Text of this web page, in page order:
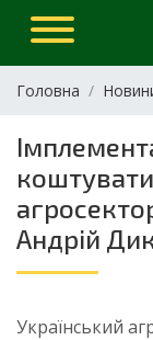
Головна
Андрій
Український